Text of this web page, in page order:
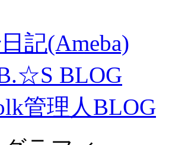
記(Ameba)
BLOG
管理人BLOG